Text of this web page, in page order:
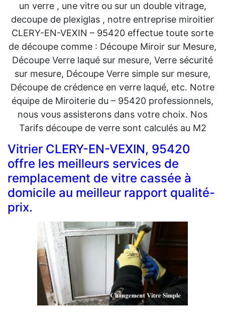
un verre , une vitre ou sur un double vitrage,
decoupe de plexiglas , notre entreprise miroitier
CLERY-EN-VEXIN – 95420 effectue toute sorte
de découpe comme : Découpe Miroir sur Mesure,
Découpe Verre laqué sur mesure, Verre sécurité
sur mesure, Découpe Verre simple sur mesure,
Découpe de crédence en verre laqué, etc. Notre
équipe de Miroiterie du – 95420 professionnels,
nous vous assisterons dans votre choix. Nos
Tarifs découpe de verre sont calculés au M2
Vitrier CLERY-EN-VEXIN, 95420
offre les meilleurs services de
remplacement de vitre cassée à
domicile au meilleur rapport qualité-
prix.